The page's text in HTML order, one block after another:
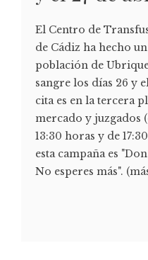
El Centro de
de Cádiz ha hecho
población de
sangre los días 26 y
cita es en la tercera
mercado y juzgados
13:30 horas y de
esta campaña es
No esperes más".